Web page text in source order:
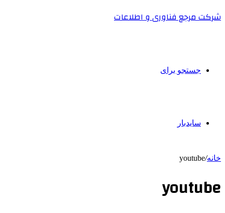
شرکت مرجع فناوری و اطلاعات
جستجو برای
سایدبار
خانه/
youtube
youtube